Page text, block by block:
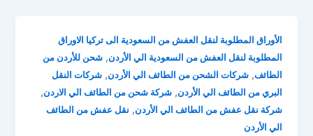
الأوراق المطلوبة لنقل العفش من السعودية الى تركيا الاوراق
المطلوبة لنقل العفش من السعودية الي الأردن,شحن للأردن من
الطائف,شركات الشحن من الطائف الي الأردن,شركات النقل
البري من الطائف الي الأردن,شركة شحن من الطائف الي الاردن,
شركة نقل عفش من الطائف الي الأردن, نقل عفش من الطائف
الي الأردن